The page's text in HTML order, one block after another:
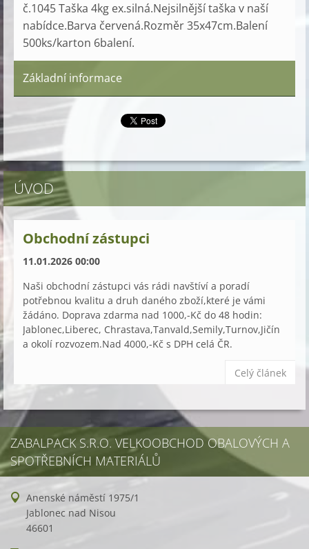
č.1045 Taška 4kg ex.silná.Nejsilnější taška v naší
nabídce.Barva červená.Rozměr 35x47cm.Balení
500ks/karton 6balení.
Základní informace
ÚVOD
Obchodní zástupci
11.01.2026 00:00
Naši obchodní zástupci vás rádi navštíví a poradí
potřebnou kvalitu a druh daného zboží,které je vámi
žádáno. Doprava zdarma nad 1000,-Kč do 48 hodin:
Jablonec,Liberec, Chrastava,Tanvald,Semily,Turnov,Jičín
a okolí rozvozem.Nad 4000,-Kč s DPH celá ČR.
Celý článek
ZABALPACK S.R.O. VELKOOBCHOD OBALOVÝCH A
SPOTŘEBNÍCH MATERIÁLŮ
Anenské náměstí 1975/1
Jablonec nad Nisou
46601